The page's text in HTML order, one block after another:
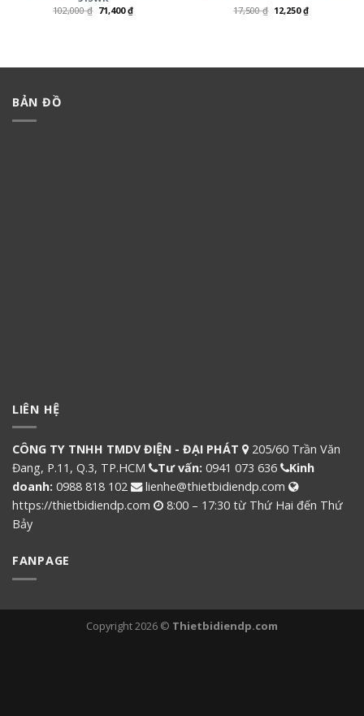
102,000₫ 71,400₫
17,500₫ 12,250₫
BẢN ĐỒ
LIÊN HỆ
CÔNG TY TNHH TMDV ĐIỆN - ĐẠI PHÁT
205/60 Trần Văn
Đang, P.11, Q.3, TP.HCM
Tư vấn: 0941 073 636
Kinh
doanh: 0988 818 102
lienhe@thietbidiendp.com
https://thietbidiendp.com
8:00 – 17:30 từ Thứ Hai đến Thứ
Bảy
FANPAGE
Copyright 2026 © Thietbidiendp.com